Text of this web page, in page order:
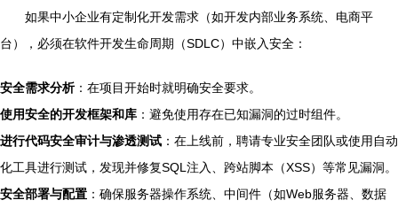
如果中小企业有定制化开发需求（如开发内部业务系统、电商平
台），必须在软件开发生命周期（SDLC）中嵌入安全：
安全需求分析：在项目开始时就明确安全要求。
使用安全的开发框架和库 ：避免使用存在已知漏洞的过时组件。
进行代码安全审计与渗透测试 ：在上线前，聘请专业安全团队或使用自动
化工具进行测试，发现并修复SQL注入、跨站脚本（XSS）等常见漏洞。
安全部署与配置 ：确保服务器操作系统、中间件（如Web服务器、数据